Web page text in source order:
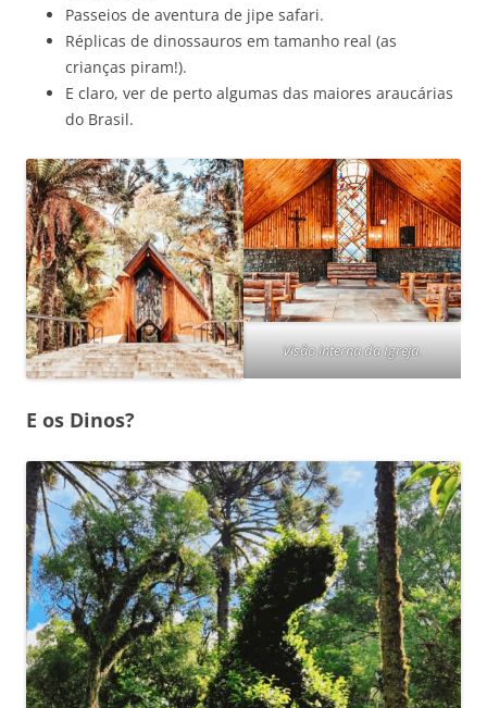
Passeios de aventura de jipe safari.
Réplicas de dinossauros em tamanho real (as
crianças piram!).
E claro, ver de perto algumas das maiores araucárias
do Brasil.
Visão interna da Igreja.
E os Dinos?